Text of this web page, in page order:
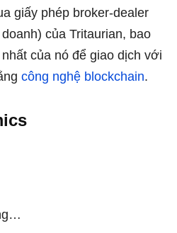
giấy phép broker-dealer
của Tritaurian, bao
của nó để giao dịch với
công nghệ blockchain.